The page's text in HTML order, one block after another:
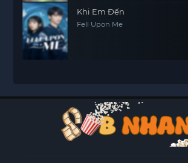
Khi Em Đến
Fell Upon Me